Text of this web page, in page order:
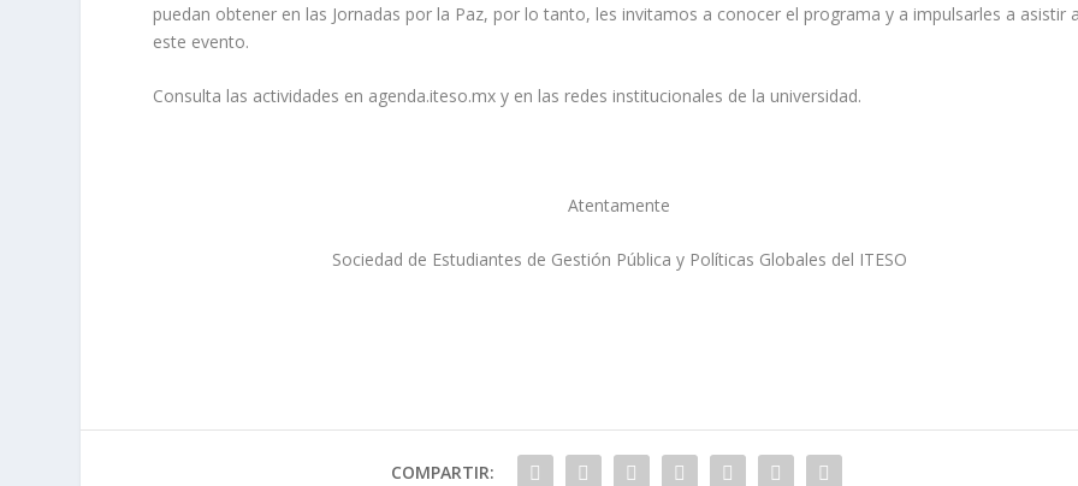
puedan obtener en las Jornadas por la Paz, por lo tanto, les invitamos a conocer el programa y a impulsarles a asistir
este evento.
Consulta las actividades en agenda.iteso.mx y en las redes institucionales de la universidad.
Atentamente
Sociedad de Estudiantes de Gestión Pública y Políticas Globales del ITESO
COMPARTIR: